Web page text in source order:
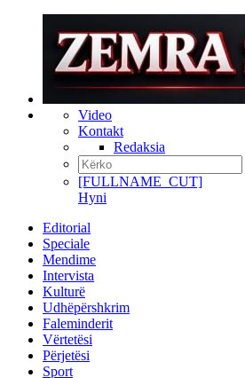
Video
Kontakt
Redaksia
[FULLNAME_CUT]
Hyni
Editorial
Speciale
Mendime
Intervista
Kulturë
Udhëpërshkrim
Faleminderit
Vërtetësi
Përjetësi
Sport